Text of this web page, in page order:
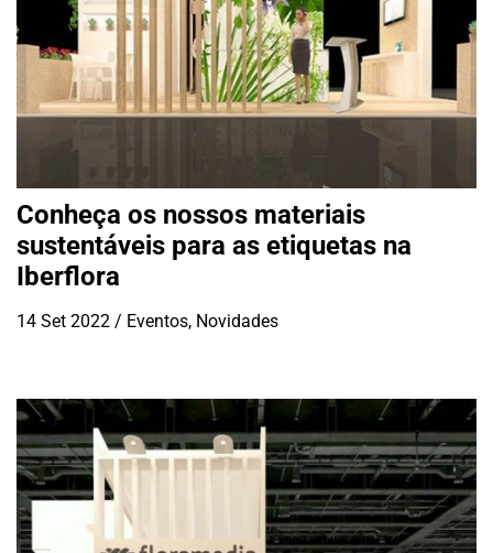
Conheça os nossos materiais
sustentáveis para as etiquetas na
Iberflora
14 Set 2022 / Eventos, Novidades